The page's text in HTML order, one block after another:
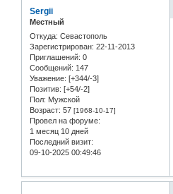
Sergii
Местный
Откуда: Севастополь
Зарегистрирован: 22-11-2013
Приглашений: 0
Сообщений: 147
Уважение: [+344/-3]
Позитив: [+54/-2]
Пол: Мужской
Возраст: 57 [1968-10-17]
Провел на форуме:
1 месяц 10 дней
Последний визит:
09-10-2025 00:49:46